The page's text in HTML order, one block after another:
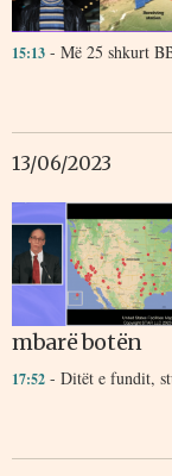
15:13 - Më 25 shkurt
13/06/2023
mbarë botën
17:52 - Ditët e fundit,